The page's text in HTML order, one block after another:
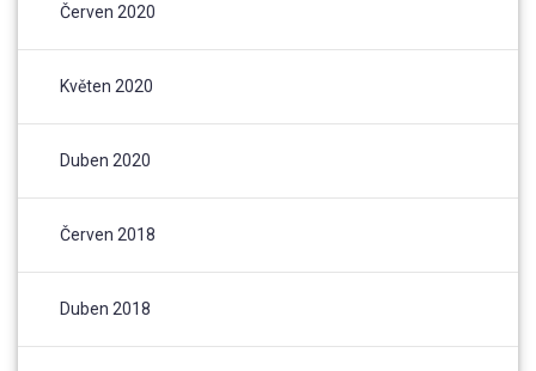
Červen 2020
Květen 2020
Duben 2020
Červen 2018
Duben 2018